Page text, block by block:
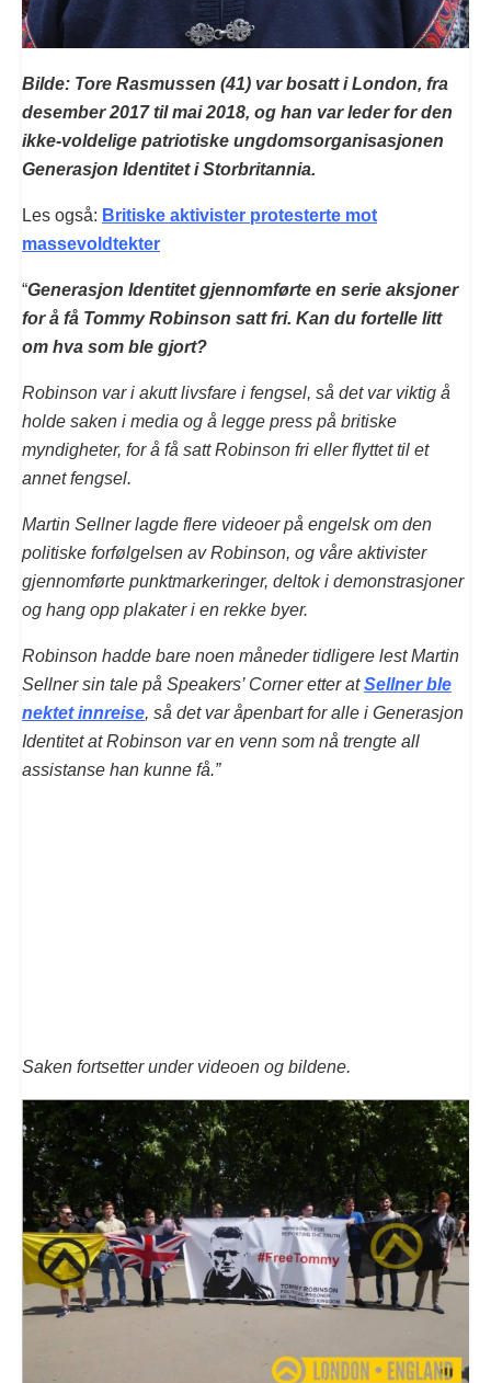
Bilde: Tore Rasmussen (41) var bosatt i London, fra
desember 2017 til mai 2018, og han var leder for den
ikke-voldelige patriotiske ungdomsorganisasjonen
Generasjon Identitet i Storbritannia.
Les også: Britiske aktivister protesterte mot
massevoldtekter
“Generasjon Identitet gjennomførte en serie aksjoner
for å få Tommy Robinson satt fri. Kan du fortelle litt
om hva som ble gjort?
Robinson var i akutt livsfare i fengsel, så det var viktig å
holde saken i media og å legge press på britiske
myndigheter, for å få satt Robinson fri eller flyttet til et
annet fengsel.
Martin Sellner lagde flere videoer på engelsk om den
politiske forfølgelsen av Robinson, og våre aktivister
gjennomførte punktmarkeringer, deltok i demonstrasjoner
og hang opp plakater i en rekke byer.
Robinson hadde bare noen måneder tidligere lest Martin
Sellner sin tale på Speakers’ Corner etter atSellner ble
nektet innreise, så det var åpenbart for alle i Generasjon
Identitet at Robinson var en venn som nå trengte all
assistanse han kunne få.”
Saken fortsetter under videoen og bildene.